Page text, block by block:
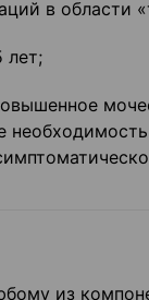
в области
лет;
из